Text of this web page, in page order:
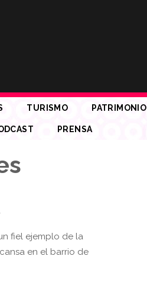
TURISMO PATRIMONIO
PRENSA
fiel ejemplo de la
en el barrio de